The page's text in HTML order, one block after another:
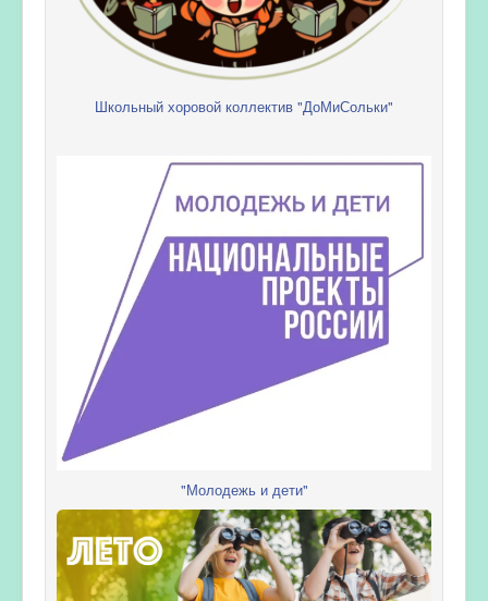
Школьный хоровой коллектив "ДоМиСольки"
"Молодежь и дети"